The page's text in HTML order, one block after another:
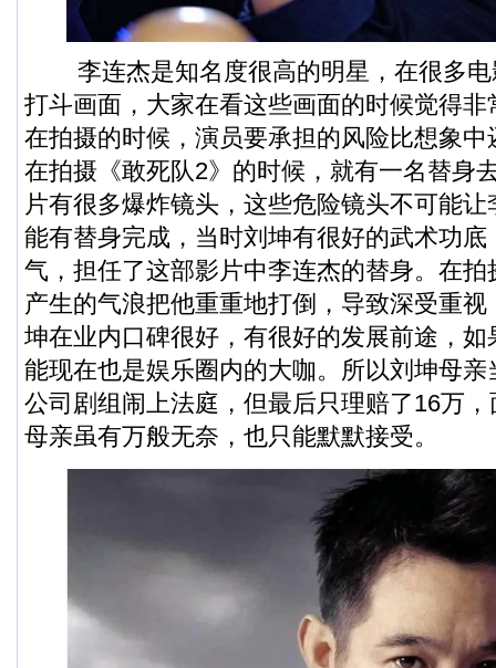
李连杰是知名度很高的明星，在很多电
打斗画面，大家在看这些画面的时候觉得
在拍摄的时候，演员要承担的风险比想象
在拍摄《敢死队2》的时候，就有一名替身
片有很多爆炸镜头，这些危险镜头不可能
能有替身完成，当时刘坤有很好的武术功
气，担任了这部影片中李连杰的替身。在
产生的气浪把他重重地打倒，导致深受重
坤在业内口碑很好，有很好的发展前途，
能现在也是娱乐圈内的大咖。所以刘坤母
公司剧组闹上法庭，但最后只理赔了16万
母亲虽有万般无奈，也只能默默接受。